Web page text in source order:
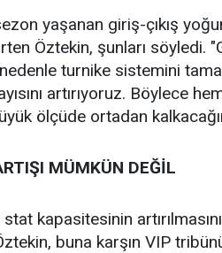
yaşanan giriş-çıkış
Öztekin, şunları
turnike sistemini
artırıyoruz. Böylece
ölçüde ortadan
MÜMKÜN DEĞİL
kapasitesinin
buna karşın VIP